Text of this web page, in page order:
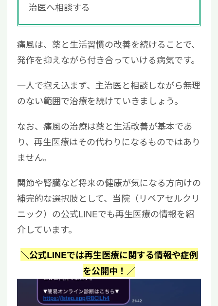
治医へ相談する
痛風は、薬と生活習慣の改善を続けることで、
発作を抑えながら付き合っていける病気です。
一人で抱え込まず、主治医と相談しながら無理
のない範囲で治療を続けていきましょう。
なお、痛風の治療は薬と生活改善が基本であ
り、再生医療はその代わりになるものではあり
ません。
関節や腎臓など将来の健康が気になる方向けの
補完的な選択肢として、当院（リペアセルクリ
ニック）の公式LINEでも再生医療の情報を紹
介しています。
＼公式LINEでは再生医療に関する情報や症例
を公開中！／